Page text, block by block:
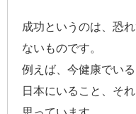
成功というのは、恐
ないものです。
例えば、今健康でい
日本にいること、そ